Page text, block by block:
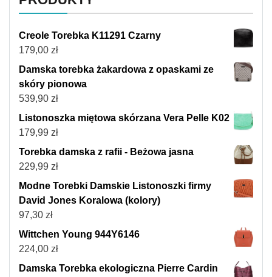
Creole Torebka K11291 Czarny
179,00 zł
Damska torebka żakardowa z opaskami ze
skóry pionowa
539,90 zł
Listonoszka miętowa skórzana Vera Pelle K02
179,99 zł
Torebka damska z rafii - Beżowa jasna
229,99 zł
Modne Torebki Damskie Listonoszki firmy
David Jones Koralowa (kolory)
97,30 zł
Wittchen Young 944Y6146
224,00 zł
Damska Torebka ekologiczna Pierre Cardin